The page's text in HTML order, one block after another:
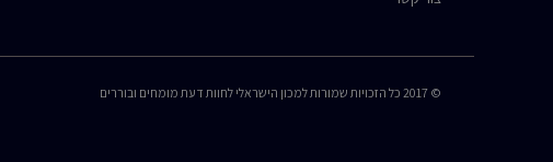
© 2017 כל הזכויות שמורות למכון הישראלי לחוות דעת מומחים ובוררים